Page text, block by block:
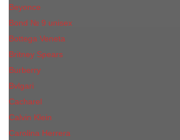
Beyonce
Bond № 9 unisex
Bottega Veneta
Britney Spears
Burberry
Bvlgari
Cacharel
Calvin Klein
Carolina Herrera